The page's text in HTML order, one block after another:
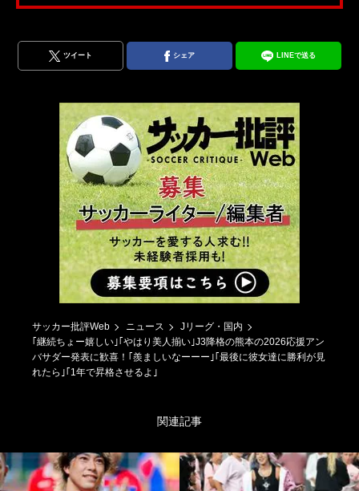
ツイート シェア LINEで送る
サッカー批評Web ニュース
Jリーグ・国内
｢継続ちょー嬉しい｣｢やはり美人揃い｣J3降格の熊本の2026応援アン
バサダー発表に歓喜！｢羨ましいなーーー｣｢最後に彼女達に勝利が見
れたら｣｢1年で昇格させるよ｣
関連記事